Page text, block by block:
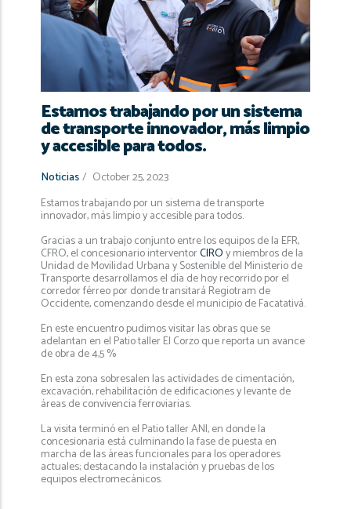
Estamos trabajando por un sistema
de transporte innovador, más limpio
y accesible para todos.
Noticias/ October 25, 2023
Estamos trabajando por un sistema de transporte
innovador, más limpio y accesible para todos.
Gracias a un trabajo conjunto entre los equipos de la EFR,
CFRO, el concesionario interventorCIROy miembros de la
Unidad de Movilidad Urbana y Sostenible del Ministerio de
Transporte desarrollamos el día de hoy recorrido por el
corredor férreo por donde transitará Regiotram de
Occidente, comenzando desde el municipio de Facatativá.
En este encuentro pudimos visitar las obras que se
adelantan en el Patio taller El Corzo que reporta un avance
de obra de 4,5 %
En esta zona sobresalen las actividades de cimentación,
excavación, rehabilitación de edificaciones y levante de
áreas de convivencia ferroviarias.
La visita terminó en el Patio taller ANI, en donde la
concesionaria está culminando la fase de puesta en
marcha de las áreas funcionales para los operadores
actuales; destacando la instalación y pruebas de los
equipos electromecánicos.